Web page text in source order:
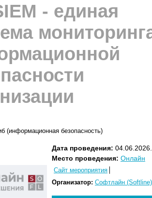
- единая
(информационная безопасность)
Дата проведения:
Место проведения: Онлайн
Сайт мероприятия
Организатор: Софтлайн (Softline)